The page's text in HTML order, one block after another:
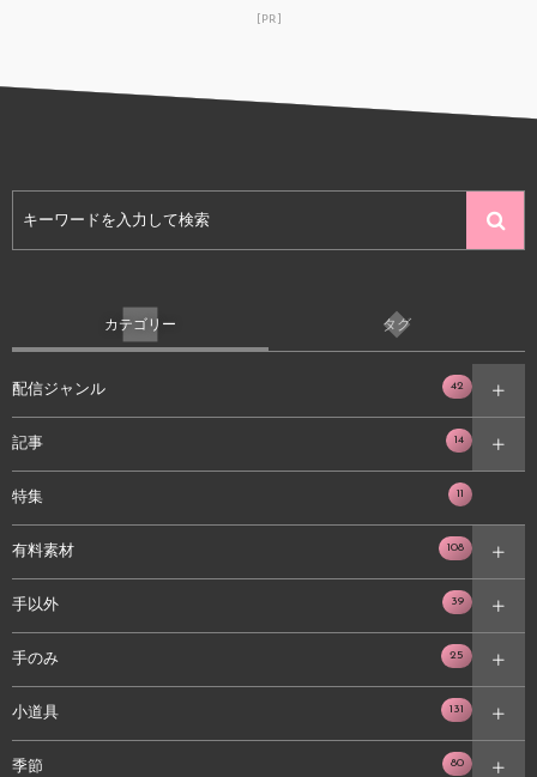
[PR]
カテゴリー タグ
配信ジャンル 42
記事 14
特集 11
有料素材 108
手以外 39
手のみ 25
小道具 131
季節 80